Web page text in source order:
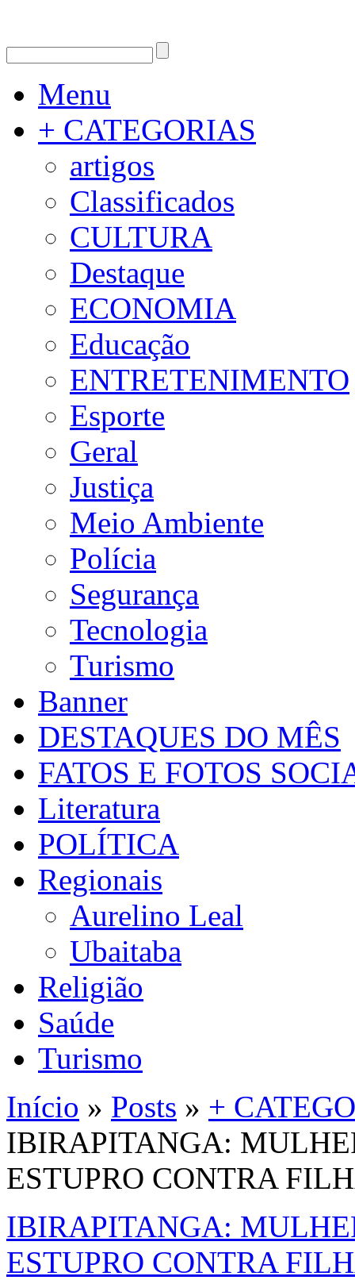
Menu
+ CATEGORIAS
artigos
Classificados
CULTURA
Destaque
ECONOMIA
Educação
ENTRETENIMENTO
Esporte
Geral
Justiça
Meio Ambiente
Polícia
Segurança
Tecnologia
Turismo
Banner
DESTAQUES DO MÊS
FATOS E FOTOS
Literatura
POLÍTICA
Regionais
Aurelino Leal
Ubaitaba
Religião
Saúde
Turismo
Início » Posts » +
IBIRAPITANGA:
ESTUPRO CONTRA
IBIRAPITANGA:
ESTUPRO CONTRA